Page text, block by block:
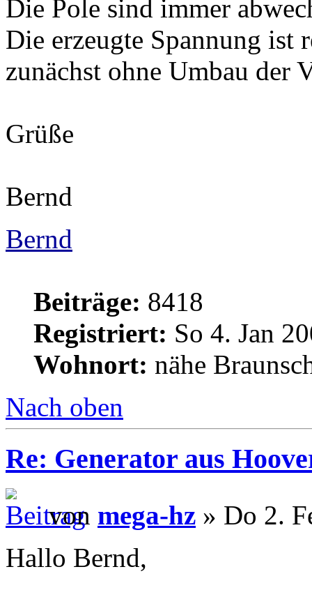
Die Pole sind immer
Die erzeugte Spannung ist
zunächst ohne Umbau der
Grüße
Bernd
Bernd
Beiträge: 8418
Registriert: So 4. Jan
Wohnort: nähe
Nach oben
Re: Generator aus
von mega-hz » Do 2.
Hallo Bernd,